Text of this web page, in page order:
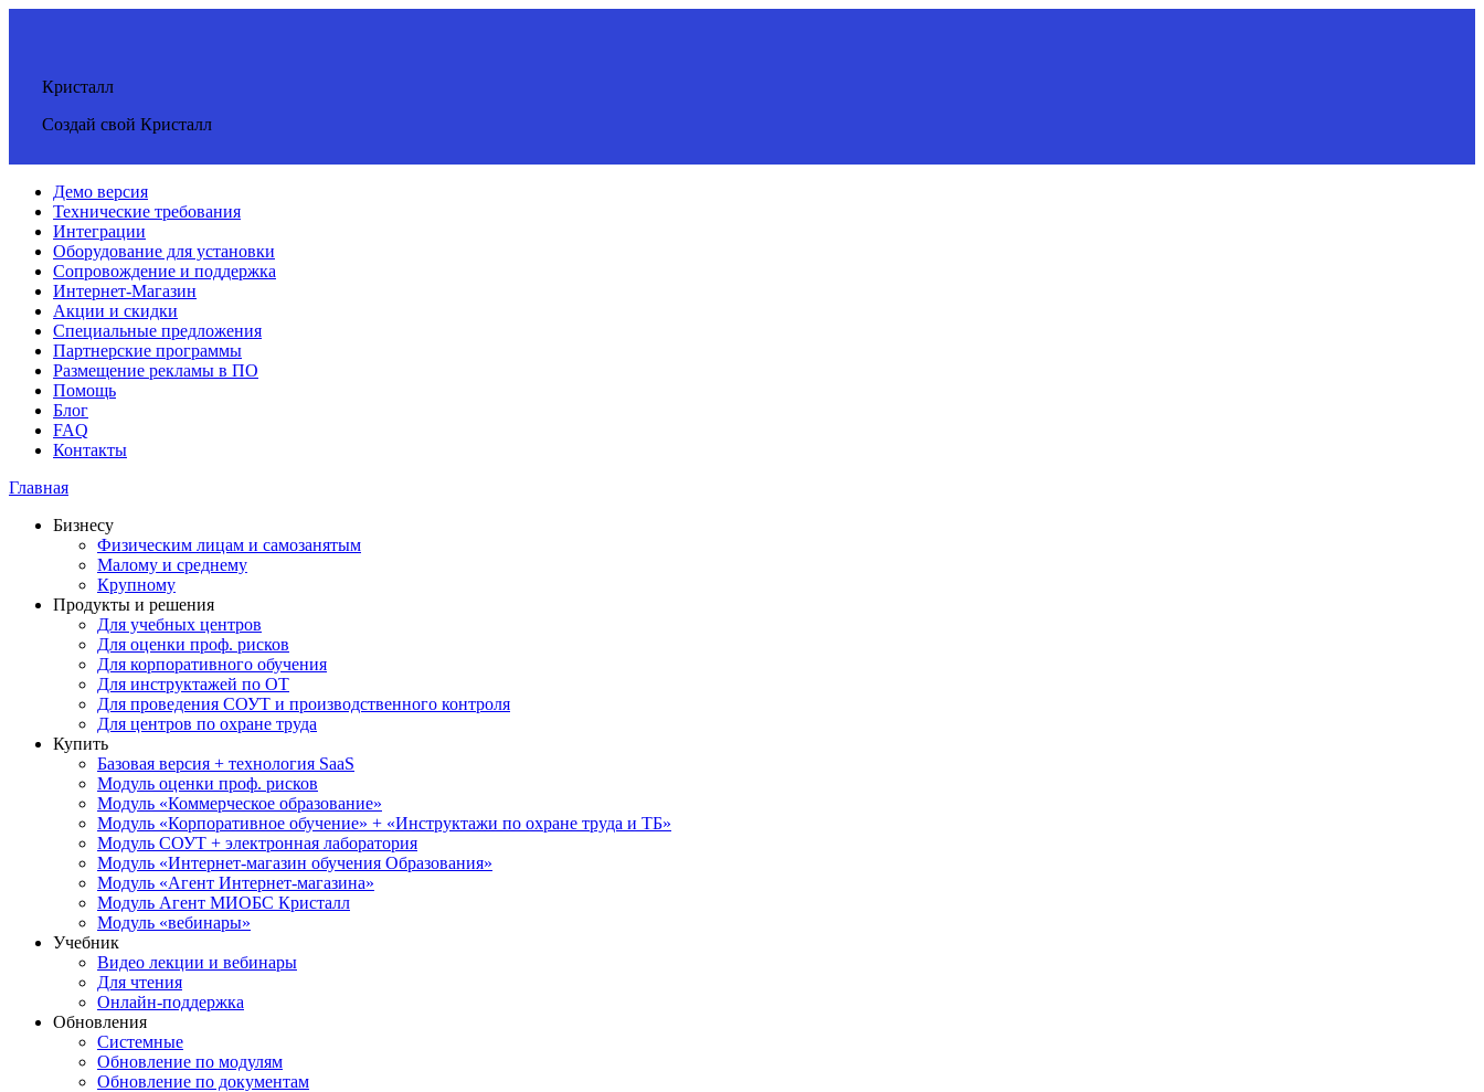
Кристалл
Создай свой Кристалл
Демо версия
Технические требования
Интеграции
Оборудование для установки
Сопровождение и поддержка
Интернет-Магазин
Акции и скидки
Специальные предложения
Партнерские программы
Размещение рекламы в ПО
Помощь
Блог
FAQ
Контакты
Главная
Бизнесу
Физическим лицам и самозанятым
Малому и среднему
Крупному
Продукты и решения
Для учебных центров
Для оценки проф. рисков
Для корпоративного обучения
Для инструктажей по ОТ
Для проведения СОУТ и производственного контроля
Для центров по охране труда
Купить
Базовая версия + технология SaaS
Модуль оценки проф. рисков
Модуль «Коммерческое образование»
Модуль «Корпоративное обучение» + «Инструктажи по охране труда и ТБ»
Модуль СОУТ + электронная лаборатория
Модуль «Интернет-магазин обучения Образования»
Модуль «Агент Интернет-магазина»
Модуль Агент МИОБС Кристалл
Модуль «вебинары»
Учебник
Видео лекции и вебинары
Для чтения
Онлайн-поддержка
Обновления
Системные
Обновление по модулям
Обновление по документам